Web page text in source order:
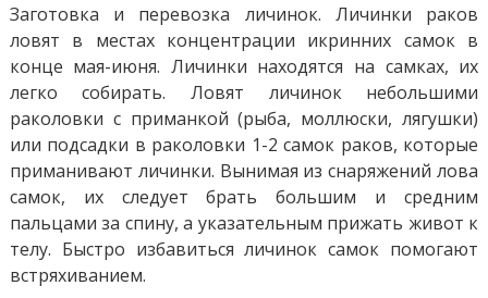
Заготовка и перевозка личинок. Личинки раков
ловят в местах концентрации икринних самок в
конце мая-июня. Личинки находятся на самках, их
легко собирать. Ловят личинок небольшими
раколовки с приманкой (рыба, моллюски, лягушки)
или подсадки в раколовки 1-2 самок раков, которые
приманивают личинки. Вынимая из снаряжений лова
самок, их следует брать большим и средним
пальцами за спину, а указательным прижать живот к
телу. Быстро избавиться личинок самок помогают
встряхиванием.